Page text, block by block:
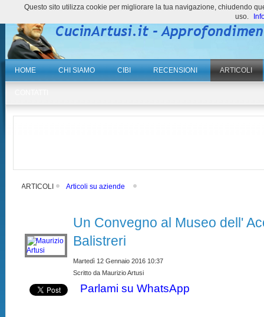
HOME CHI SIAMO CIBI RECENSIONI ARTICOLI
ARTICOLI Articoli su aziende
Un Convegno al Museo dell'
Balistreri
Martedì 12 Gennaio 2016 10:37
Scritto da Maurizio Artusi
Parlami su WhatsApp
Questo sito utilizza cookie per migliorare la tua navigazione, chiudendo
uso.